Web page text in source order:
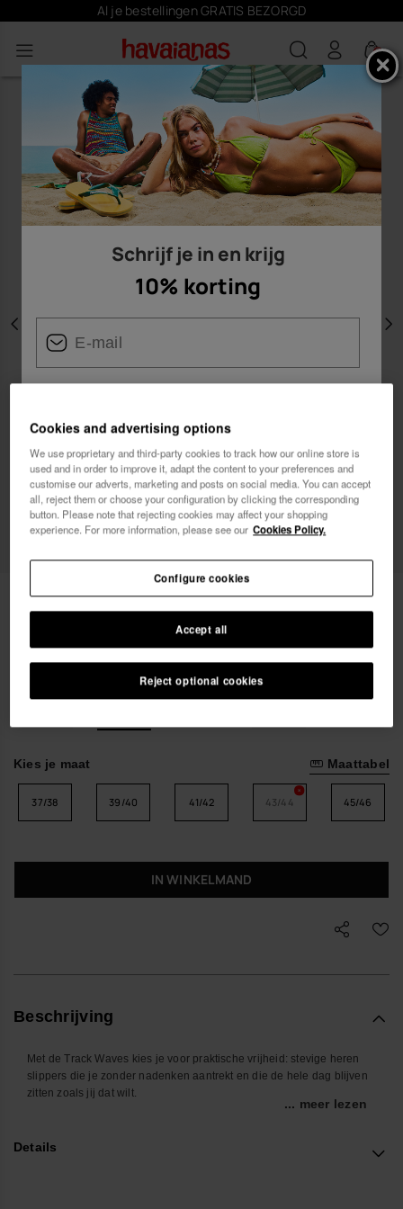
Al je bestellingen GRATIS BEZORGD
0
Vorige
Havaianas Track Waves € 20,00
Al je bestellingen GRATIS BEZORGD
Kies je maat Maattabel
37/38 39/40 41/42 43/44 45/46
IN WINKELMAND
Beschrijving
Met de Track Waves kies je voor praktische vrijheid: stevige heren
slippers die je zonder nadenken aantrekt en die de hele dag blijven
zitten zoals jij dat wilt.
je nu door de stad loopt, naar het strand gaat of gewoon thuis heen
... meer lezen
Details
Schrijf je in en krijg
10% korting
Ik wil commerciële berichten ontvangen, in om het
even welk formaat. Ik heb het Privacybeleid
gelezen
en ga ermee akkoord.
Cookies and advertising options
We use proprietary and third-party cookies to track how our online store is
used and in order to improve it, adapt the content to your preferences and
customise our adverts, marketing and posts on social media. You can accept
all, reject them or choose your configuration by clicking the corresponding
button. Please note that rejecting cookies may affect your shopping
experience. For more information, please see our Cookies Policy.
Reject optional cookies
Accept all
Configure cookies